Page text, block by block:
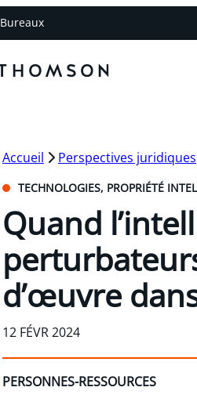
Bureaux
Accueil Perspectives juridiques
TECHNOLOGIES, PROPRIÉTÉ
Quand
d’œuvre
12 FÉVR 2024
PERSONNES-RESSOURCES